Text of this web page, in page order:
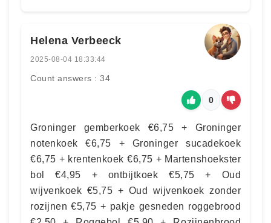
Helena Verbeeck
2025-08-04 18:33:44
Count answers : 34
0
Groninger gemberkoek €6,75 + Groninger
notenkoek €6,75 + Groninger sucadekoek
€6,75 + krentenkoek €6,75 + Martenshoekster
bol €4,95 + ontbijtkoek €5,75 + Oud
wijvenkoek €5,75 + Oud wijvenkoek zonder
rozijnen €5,75 + pakje gesneden roggebrood